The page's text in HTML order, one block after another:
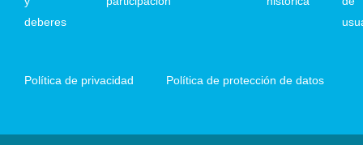
deberes
Política de privacidad Política de protección de datos